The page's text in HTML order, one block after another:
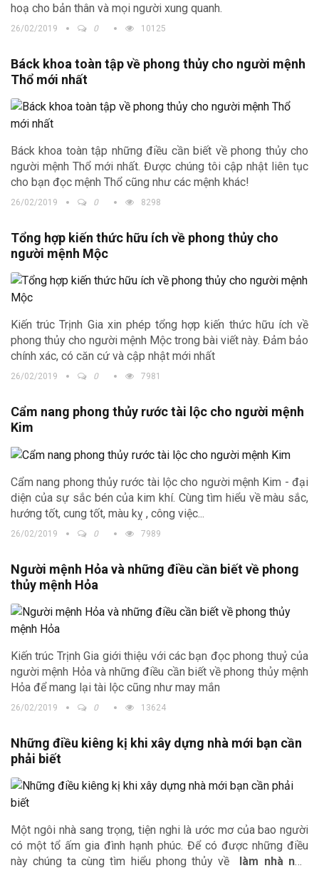
hoạ cho bản thân và mọi người xung quanh.
26/02/2019 0 10125
Báck khoa toàn tập về phong thủy cho người mệnh
Thổ mới nhất
Báck khoa toàn tập những điều cần biết về phong thủy cho
người mệnh Thổ mới nhất. Được chúng tôi cập nhật liên tục
cho bạn đọc mệnh Thổ cũng như các mệnh khác!
26/02/2019 0 8298
Tổng hợp kiến thức hữu ích về phong thủy cho
người mệnh Mộc
Kiến trúc Trịnh Gia xin phép tổng hợp kiến thức hữu ích về
phong thủy cho người mệnh Mộc trong bài viết này. Đảm bảo
chính xác, có căn cứ và cập nhật mới nhất
26/02/2019 0 7981
Cẩm nang phong thủy rước tài lộc cho người mệnh
Kim
Cẩm nang phong thủy rước tài lộc cho người mệnh Kim - đại
diện của sự sắc bén của kim khí. Cùng tìm hiểu về màu sắc,
hướng tốt, cung tốt, màu kỵ , công việc...
26/02/2019 0 7989
Người mệnh Hỏa và những điều cần biết về phong
thủy mệnh Hỏa
Kiến trúc Trịnh Gia giới thiệu với các bạn đọc phong thuỷ của
người mệnh Hỏa và những điều cần biết về phong thủy mệnh
Hỏa để mang lại tài lộc cũng như may mắn
Trong ngũ hành, Hành Hỏa tượng trưng cho lửa, cho sức
một sức mạnh bạo tàn, có thể tuôn trào, bùng nổ bất cứ lúc
nào. Mặt tích cực của Hỏa là đại diện cho sự công bằng và
danh dự. Mặt tiêu cực là đại diện cho chiến tranh, gây hấn. Vì
vậy, nếu chúng ta thuộc mệnh hỏa thì cần chú ý những điều gì
để luôn gặp may mắn trong cuộc sống.
26/02/2019 0 13624
Những điều kiêng kị khi xây dựng nhà mới bạn cần
phải biết
Một ngôi nhà sang trọng, tiện nghi là ước mơ của bao người
có một tổ ấm gia đình hạnh phúc. Để có được những điều
này chúng ta cùng tìm hiểu phong thủy về làm nhà nên